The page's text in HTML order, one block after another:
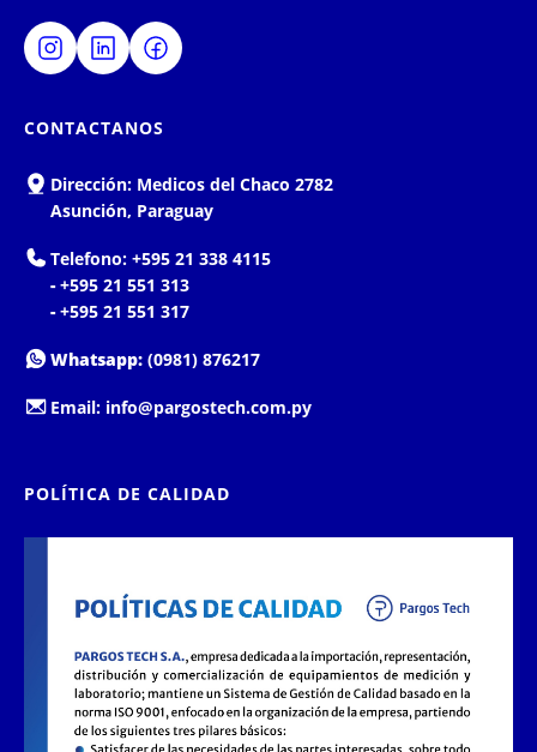
CONTACTANOS
Dirección: Medicos del Chaco 2782
Asunción, Paraguay
Telefono: +595 21 338 4115
-+595 21 551 313
-+595 21 551 317
Whatsapp: (0981) 876217
Email: info@pargostech.com.py
POLÍTICA DE CALIDAD